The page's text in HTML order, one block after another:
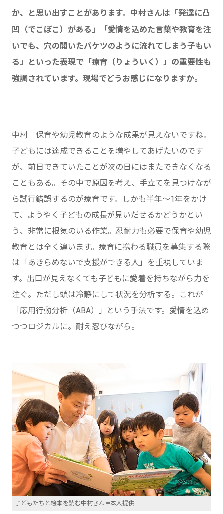
か、と思い出すことがあります。中村さんは「発達に凸
凹（でこぼこ）がある」「愛情を込めた言葉や教育を注
いでも、穴の開いたバケツのように流れてしまう子もい
る」といった表現で「療育（りょういく）」の重要性も
強調されています。現場でどうお感じになりますか。
中村 保育や幼児教育のような成果が見えないですね。
子どもには達成できることを増やしてあげたいのです
が、前日できていたことが次の日にはまたできなくなる
こともある。その中で原因を考え、手立てを見つけなが
ら試行錯誤するのが療育です。しかも半年～1年をかけ
て、ようやく子どもの成長が見いだせるかどうかとい
う、非常に根気のいる作業。忍耐力も必要で保育や幼児
教育とは全く違います。療育に携わる職員を募集する際
は「あきらめないで支援ができる人」を重視していま
す。出口が見えなくても子どもに愛着を持ちながら力を
注ぐ。ただし頭は冷静にして状況を分析する。これが
「応用行動分析（ABA）」という手法です。愛情を込め
つつロジカルに。耐え忍びながら。
子どもたちと絵本を読む中村さん＝本人提供